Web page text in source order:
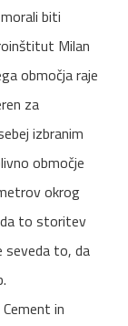
biti
Milan
območja raje
za
izbranim
območje
okrog
to storitev
seveda to, da
in